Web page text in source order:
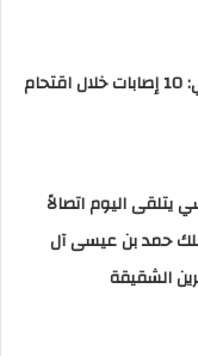
الهلال الأحمر الفلسطيني: 10 إصابات خلال اقتحام
يتلقى اليوم اتصالاً
حمد بن عيسى آل
الشقيقة